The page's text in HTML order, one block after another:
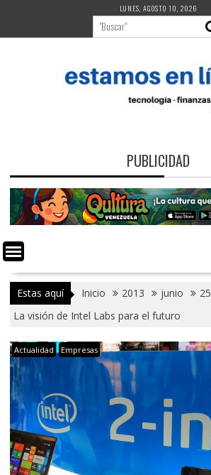
contenido
LUNES, AGOSTO 10, 2026
PUBLICIDAD
Estas aquí Inicio 2013 junio
25
La visión de Intel Labs para el futuro
Actualidad Empresas